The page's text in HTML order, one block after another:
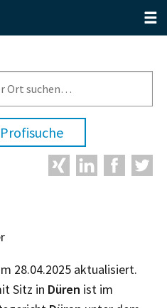
28.04.2025 aktualisiert.
Sitz in Düren ist im